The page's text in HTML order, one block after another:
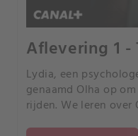
Aflevering 1 -
Lydia, een
genaamd Olha op
rijden. We leren over